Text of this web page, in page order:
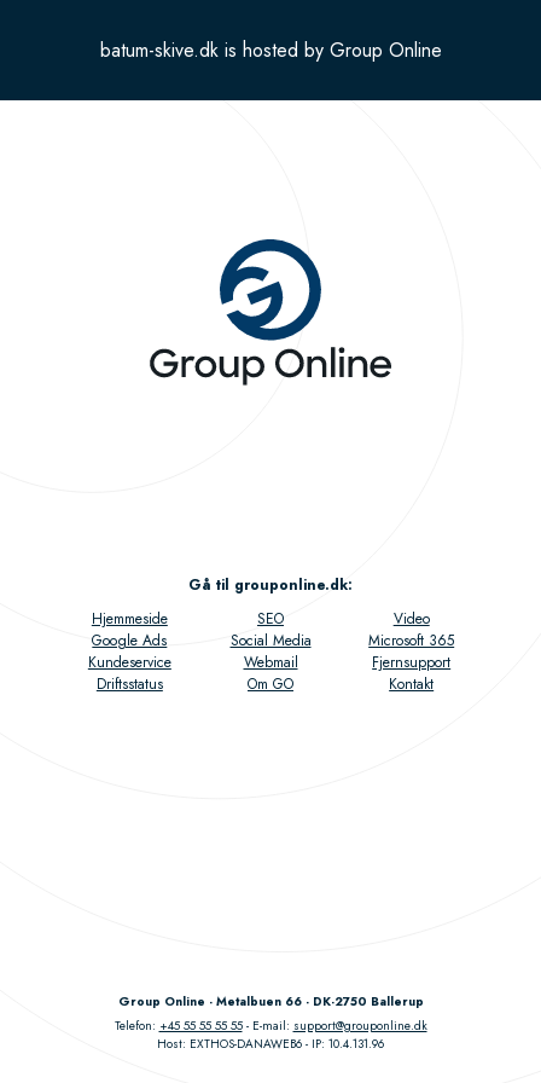
batum-skive.dk is hosted by Group Online
Gå til grouponline.dk:
Hjemmeside
SEO
Video
Google Ads
Social Media
Microsoft 365
Kundeservice
Webmail
Fjernsupport
Driftsstatus
Om GO Kontakt
Group Online - Metalbuen 66 - DK-2750 Ballerup
Telefon: +45 55 55 55 55 E-mail: support@grouponline.dk
Host: EXTHOS-DANAWEB6 IP: 10.4.131.96